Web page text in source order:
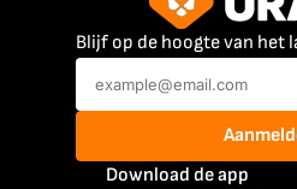
Blijf op de hoogte van het
Download de app